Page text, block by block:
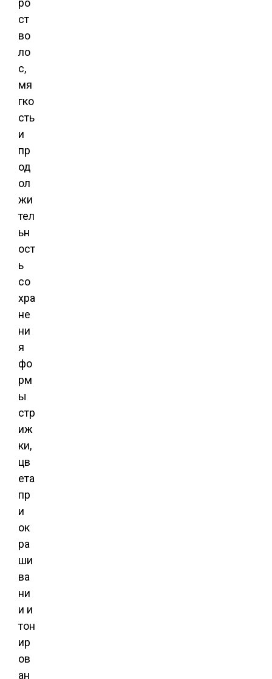
ро
ст
во
ло
с,
мя
гко
сть
и
пр
од
ол
жи
тел
ьн
ост
ь
со
хра
не
ни
я
фо
рм
ы
стр
иж
ки,
цв
ета
пр
и
ок
ра
ши
ва
ни
и и
тон
ир
ов
ан